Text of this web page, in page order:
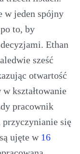
w jeden spójny
to, by
Ethan
sześć
otwartość
kształtowanie
pracownik
przyczynianie się
ujęte w 16